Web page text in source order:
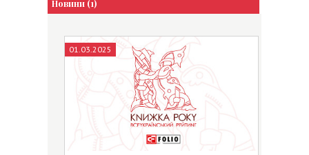
Новини (1)
01.03.2025